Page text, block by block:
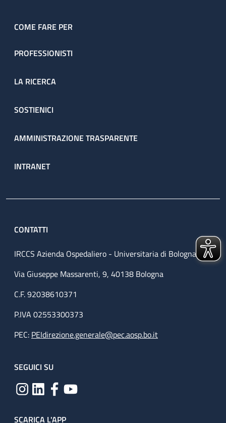
COME FARE PER
PROFESSIONISTI
LA RICERCA
SOSTIENICI
AMMINISTRAZIONE TRASPARENTE
INTRANET
CONTATTI
IRCCS Azienda Ospedaliero - Universitaria di Bologna
Via Giuseppe Massarenti, 9, 40138 Bologna
C.F. 92038610371
P.IVA 02553300373
PEC: PEIdirezione.generale@pec.aosp.bo.it
SEGUICI SU
SCARICA L'APP